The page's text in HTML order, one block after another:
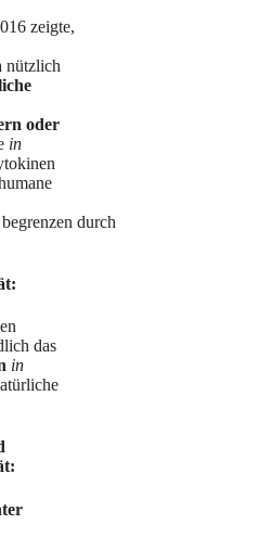
zeigte,
nützlich
oder
in
begrenzen durch
das
in